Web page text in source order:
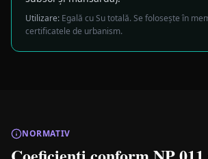
Utilizare: Egală cu Su totală. Se folosește în
certificatele de urbanism.
NORMATIV